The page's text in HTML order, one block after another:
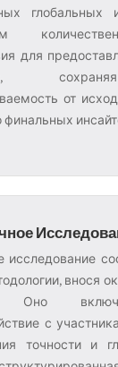
глобальных
для
от
исследование
внося
Оно
с
точности и